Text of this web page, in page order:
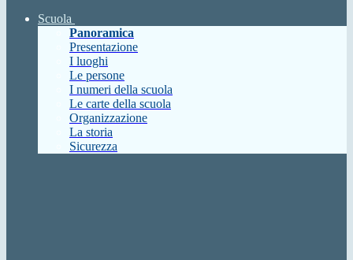
Scuola
Panoramica
Presentazione
I luoghi
Le persone
I numeri della scuola
Le carte della scuola
Organizzazione
La storia
Sicurezza